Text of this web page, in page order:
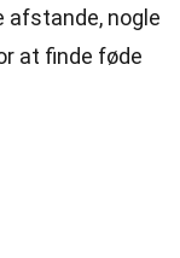
afstande, nogle
at finde føde